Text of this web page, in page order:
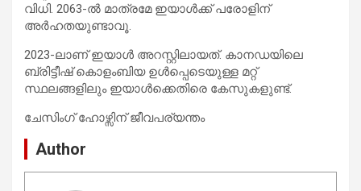
വിധി. 2063-ൽ മാത്രമേ ഇയാൾക്ക് പരോളിന്
അർഹതയുണ്ടാവൂ.
2023-ലാണ് ഇയാൾ അറസ്റ്റിലായത്. കാനഡയിലെ
ബ്രിട്ടീഷ് കൊളംബിയ ഉൾപ്പെടെയുള്ള മറ്റ്
സ്ഥലങ്ങളിലും ഇയാൾക്കെതിരെ കേസുകളുണ്ട്.
ചേസിംഗ് ഹോഴ്സിന് ജീവപര്യന്തം
Author